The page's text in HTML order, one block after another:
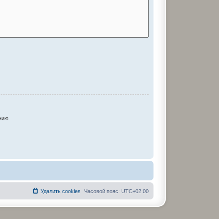
Часовой пояс: UTC+02:00
Удалить cookies